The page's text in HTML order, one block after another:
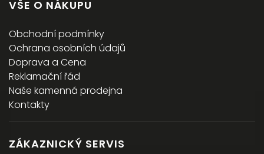
VŠE O NÁKUPU
Obchodní podmínky
Ochrana osobních údajů
Doprava a Cena
Reklamační řád
Naše kamenná prodejna
Kontakty
ZÁKAZNICKÝ SERVIS